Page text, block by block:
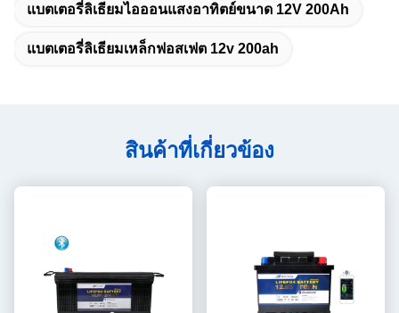
แบตเตอรี่ลิเธียมไอออนแสงอาทิตย์ขนาด 12V 200Ah
แบตเตอรี่ลิเธียมเหล็กฟอสเฟต 12v 200ah
สินค้าที่เกี่ยวข้อง